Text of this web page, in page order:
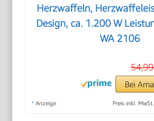
Herzwaffeln,
Design, ca. 1.200 W
WA 2106
Bei
* Anzeige Preis inkl.